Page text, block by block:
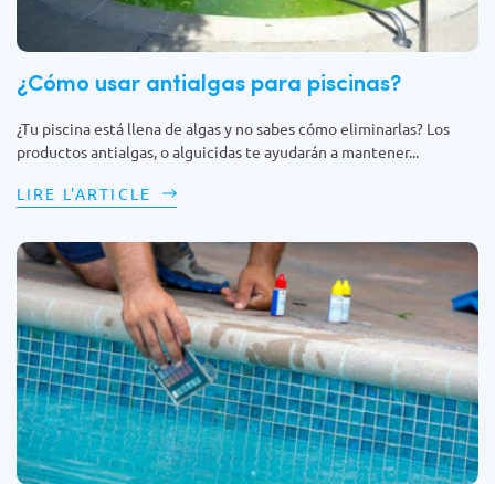
¿Cómo usar antialgas para piscinas?
¿Tu piscina está llena de algas y no sabes cómo eliminarlas? Los
productos antialgas, o alguicidas te ayudarán a mantener...
LIRE L'ARTICLE